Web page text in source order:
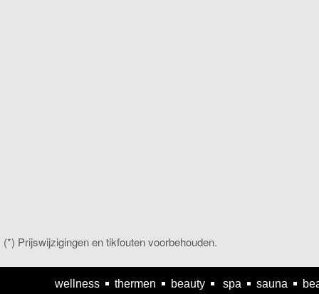
(*) Prijswijzigingen en tikfouten voorbehouden.
wellness thermen beauty spa sauna